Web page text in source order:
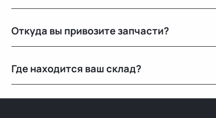
транспортными компаниями.
Откуда вы привозите запчасти?
странах. Все детали проходят визуальный осмотр и
Где находится ваш склад?